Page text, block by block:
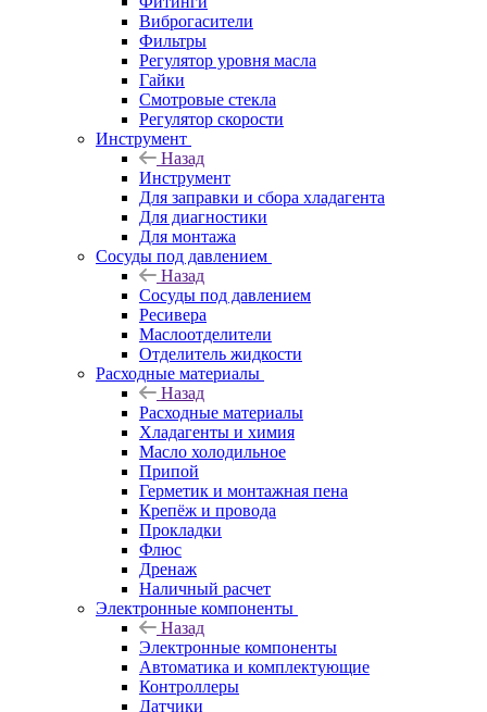
Виброгасители
Фильтры
Регулятор уровня масла
Гайки
Смотровые стекла
Регулятор скорости
Инструмент
Назад
Инструмент
Для заправки и сбора хладагента
Для диагностики
Для монтажа
Сосуды под давлением
Назад
Сосуды под давлением
Ресивера
Маслоотделители
Отделитель жидкости
Расходные материалы
Назад
Расходные материалы
Хладагенты и химия
Масло холодильное
Припой
Герметик и монтажная пена
Крепёж и провода
Прокладки
Флюс
Дренаж
Наличный расчет
Электронные компоненты
Назад
Электронные компоненты
Автоматика и комплектующие
Контроллеры
Датчики